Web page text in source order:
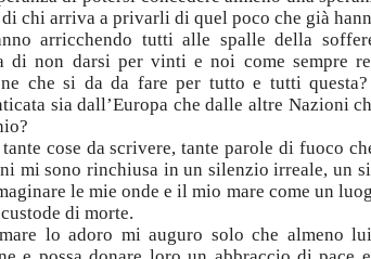
di chi arriva a privarli di quel poco che già
arricchendo tutti alle spalle della
di non darsi per vinti e noi come sempre
che si da da fare per tutto e tutti
sia dall’Europa che dalle altre Nazioni
cose da scrivere, tante parole di fuoco
mi sono rinchiusa in un silenzio irreale, un
le mie onde e il mio mare come un
di morte.
lo adoro mi auguro solo che almeno